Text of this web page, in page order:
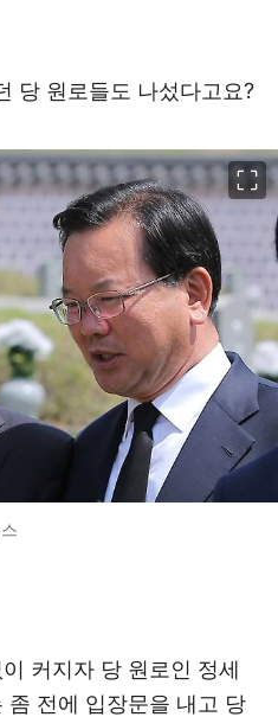
당 원로들도 나섰다고요?
커지자 당 원로인 정세
좀 전에 입장문을 내고 당